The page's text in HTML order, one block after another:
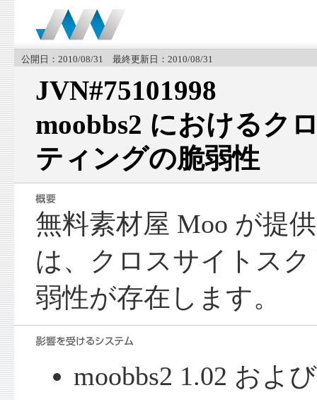
公開日：2010/08/31 最終更新日：2010/08/31
JVN#75101998
moobbs2 におけるク
ティングの脆弱性
無料素材屋 Moo が提
は、クロスサイトス
弱性が存在します。
moobbs2 1.02 およ